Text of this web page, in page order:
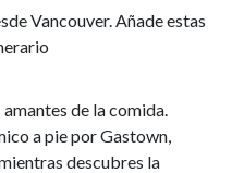
Vancouver. Añade estas
de la comida.
a pie por Gastown,
descubres la